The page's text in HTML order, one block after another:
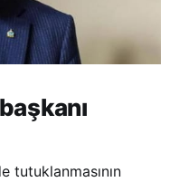
tutuklanmasının